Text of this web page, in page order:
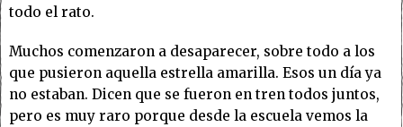
todo el rato.
Muchos comenzaron a desaparecer, sobre todo a los
que pusieron aquella estrella amarilla. Esos un día ya
no estaban. Dicen que se fueron en tren todos juntos,
pero es muy raro porque desde la escuela vemos la